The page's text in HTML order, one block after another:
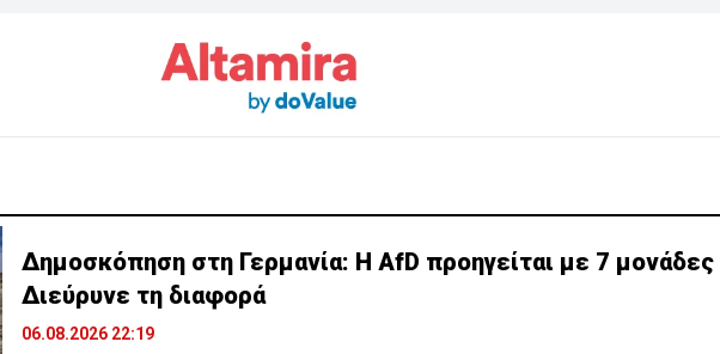
Δημοσκόπηση στη Γερμανία: Η AfD προηγείται με 7
Διεύρυνε τη διαφορά
06.08.2026 22:19